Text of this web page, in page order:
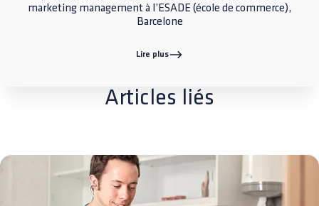
marketing management à l’ESADE (école de commerce),
Barcelone
Lire plus
Articles liés